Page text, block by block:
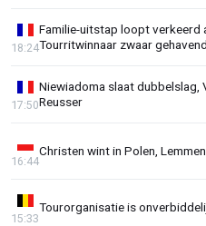
Familie-uitstap loopt verkeerd
Tourritwinnaar zwaar gehavend
18:24
Niewiadoma slaat dubbelslag,
Reusser
17:50
Christen wint in Polen,
16:44
Tourorganisatie is
15:33